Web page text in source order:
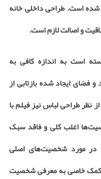
شده است. طراحی داخلی خانه
و اصالت لازم است.
است به اندازه کافی به
ایجاد شده بازتابی از
طراحی لباس نیز فیلم با
اغلب کلی و فاقد سبک
در مورد شخصیت‌های اصلی
خاصی به معرفی شخصیت